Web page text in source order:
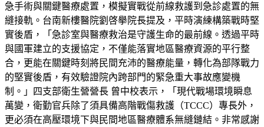
急手術與關鍵醫療處置，模擬實戰從前線救護到急診處置的無
縫接軌。台南新樓醫院劉啓擧院長提及，平時演練構築戰時堅
實後盾，「急診室與醫療救治是守護生命的最前線。透過平時
與國軍建立的支援協定，不僅能落實地區醫療資源的平行整
合，更能在關鍵時刻將民間充沛的醫療能量，轉化為部隊戰力
的堅實後盾，有效驗證院內跨部門的緊急重大事故應變機
制。」四支部衛生營營長 曾中校表示，「現代戰場環境瞬息
萬變，衛勤官兵除了須具備高階戰傷救護（TCCC）專長外，
更必須在高壓環境下與民間地區醫療體系無縫鏈結。非常感謝